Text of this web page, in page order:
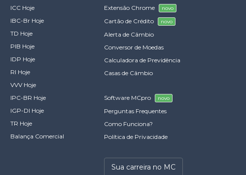
ICC Hoje
IBC-Br Hoje
TD Hoje
PIB Hoje
IDP Hoje
RI Hoje
VVV Hoje
IPC-BR Hoje
IGP-DI Hoje
TR Hoje
Balança Comercial
Extensão Chrome novo
Cartão de Crédito novo
Alerta de Câmbio
Conversor de Moedas
Calculadora de Previdência
Casas de Câmbio
Software MCpro novo
Perguntas Frequentes
Como Funciona?
Política de Privacidade
Sua carreira no MC